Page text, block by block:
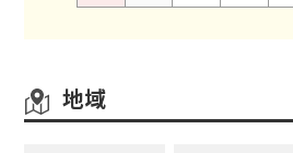
地域